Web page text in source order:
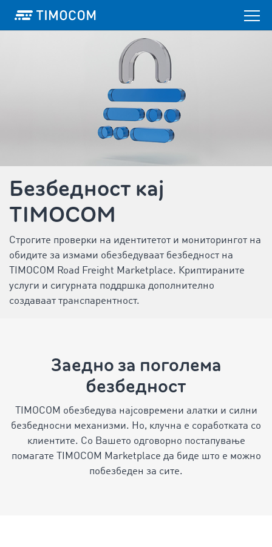
Безбедност кај
TIMOCOM
Строгите проверки на идентитетот и мониторингот на
обидите за измами обезбедуваат безбедност на
TIMOCOM Road Freight Marketplace. Криптираните
услуги и сигурната поддршка дополнително
создаваат транспарентност.
Заедно за поголема
безбедност
TIMOCOM обезбедува најсовремени алатки и силни
безбедносни механизми. Но, клучна е соработката со
клиентите. Со Вашето одговорно постапување
помагате TIMOCOM Marketplace да биде што е можно
побезбеден за сите.